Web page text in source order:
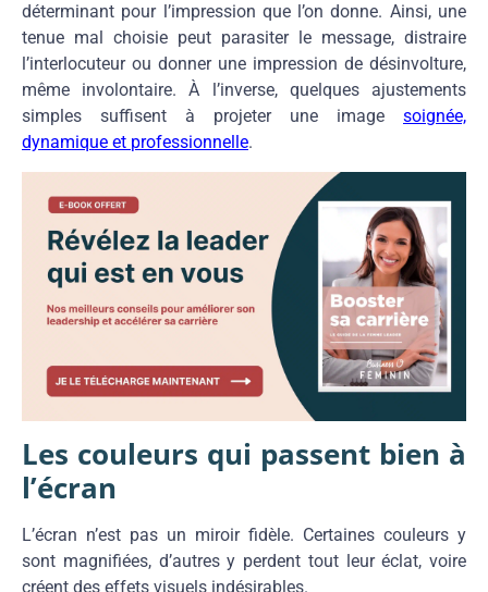
déterminant pour l’impression que l’on donne. Ainsi, une
tenue mal choisie peut parasiter le message, distraire
l’interlocuteur ou donner une impression de désinvolture,
même involontaire. À l’inverse, quelques ajustements
simples suffisent à projeter une image soignée,
dynamique et professionnelle.
Les couleurs qui passent bien à
l’écran
L’écran n’est pas un miroir fidèle. Certaines couleurs y
sont magnifiées, d’autres y perdent tout leur éclat, voire
créent des effets visuels indésirables.